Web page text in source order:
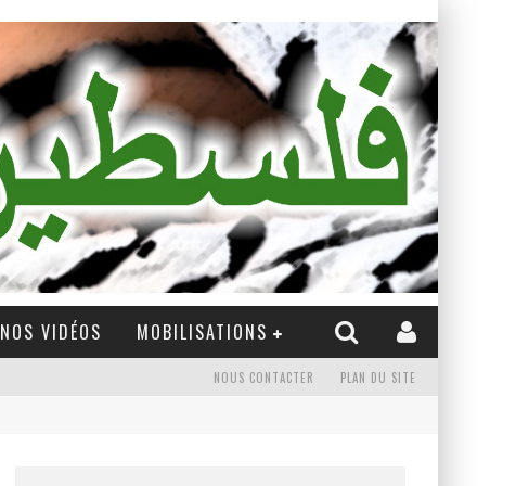
NOS VIDÉOS MOBILISATIONS
NOUS CONTACTER PLAN DU SITE